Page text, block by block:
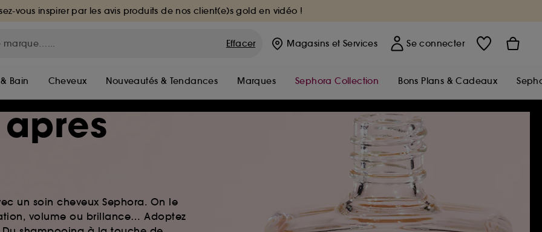
vous inspirer par les avis produits de nos client(e)s gold en vidéo !
Effacer Magasins et Services Se connecter
Bain Cheveux Nouveautés & Tendances Marques Sephora Collection Bons Plans & Cadeaux
un soin cheveux Sephora. On le
volume ou brillance… Adoptez